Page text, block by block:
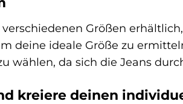
verschiedenen Größen
deine ideale Größe zu
wählen, da sich die Jeans
kreiere deinen